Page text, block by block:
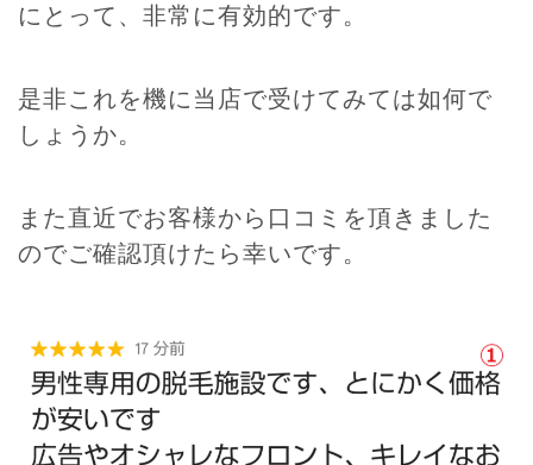
にとって、非常に有効的です。
是非これを機に当店で受けてみては如何で
しょうか。
また直近でお客様から口コミを頂きました
のでご確認頂けたら幸いです。